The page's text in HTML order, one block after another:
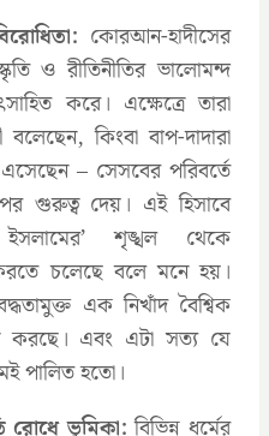
কোরআন-হাদীসের
ও রীতিনীতির ভালোমন্দ
করে। এক্ষেত্রে তারা
কিংবা বাপ-দাদারা
– সেসবের পরিবর্তে
গুরুত্ব দেয়। এই হিসাবে
শৃঙ্খল থেকে
চলেছে বলে মনে হয়।
এক নিখাঁদ বৈশ্বিক
করছে। এবং এটা সত্য যে
পালিত হতো।
রোধে ভূমিকা: বিভিন্ন ধর্মের